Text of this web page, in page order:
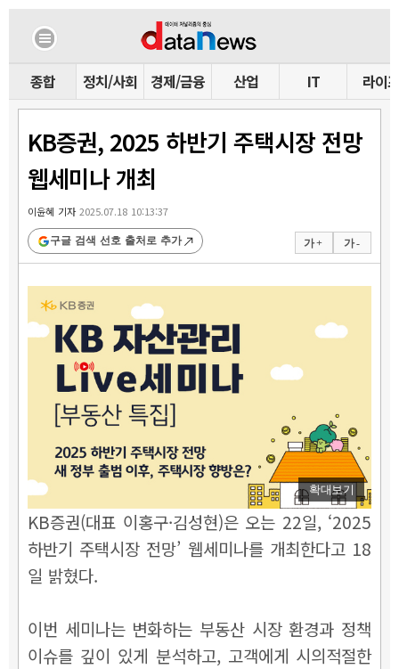
종합 정치/사회 경제/금융 산업 IT 라이프
KB증권, 2025 하반기 주택시장 전망
웹세미나 개최
이윤혜 기자2025.07.18 10:13:37
가 + 가 -
구글 검색 선호 출처로 추가
확대보기
KB증권(대표 이홍구·김성현)은 오는 22일, ‘2025
하반기 주택시장 전망’ 웹세미나를 개최한다고 18
일 밝혔다.
이번 세미나는 변화하는 부동산 시장 환경과 정책
이슈를 깊이 있게 분석하고, 고객에게 시의적절한